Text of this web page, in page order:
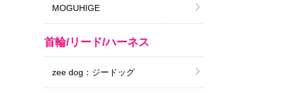
MOGUHIGE
首輪/リード/ハーネス
zee dog：ジードッグ